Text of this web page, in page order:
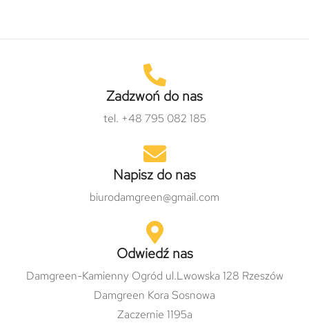
Zadzwoń do nas
tel. +48 795 082 185
Napisz do nas
biurodamgreen@gmail.com
Odwiedź nas
Damgreen-Kamienny Ogród ul.Lwowska 128 Rzeszów
Damgreen Kora Sosnowa
Zaczernie 1195a